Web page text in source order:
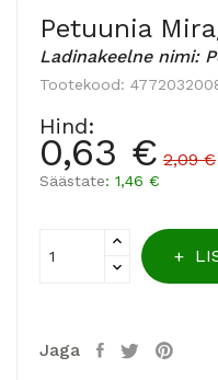
Petuunia
Ladinakeelne nimi:
Tootekood:
Hind:
0,63 € 2,09 €
Säästate: 1,46 €
Jaga